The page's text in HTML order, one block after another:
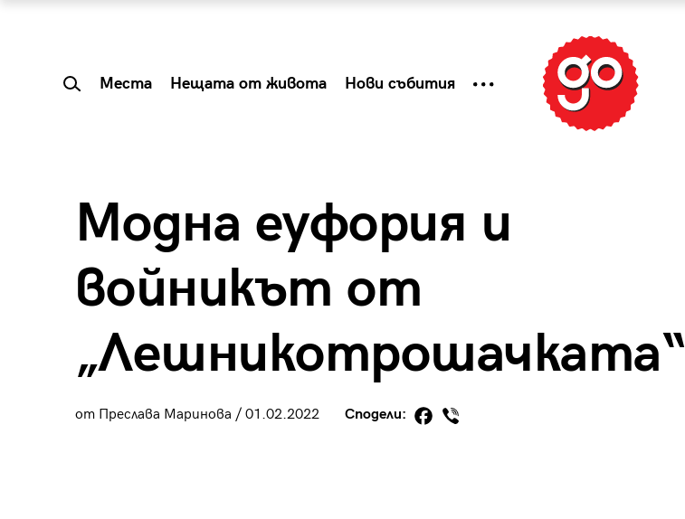
Места Нещата от живота Нови събития
Модна еуфория и
войникът от
„Лешникотрошачката“
от Преслава Маринова / 01.02.2022 Сподели: